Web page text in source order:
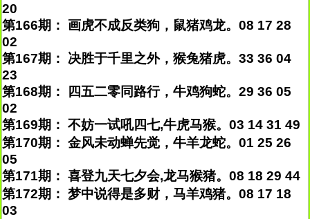
20
第166期： 画虎不成反类狗，鼠猪鸡龙。08 17 28
02
第167期： 决胜于千里之外，猴兔猪虎。33 36 04
23
第168期： 四五二零同路行，牛鸡狗蛇。29 36 05
02
第169期： 不妨一试吼四七,牛虎马猴。03 14 31 49
第170期： 金风未动蝉先觉，牛羊龙蛇。01 25 26
05
第171期： 喜登九天七夕会,龙马猴猪。08 18 29 44
第172期： 梦中说得是多财，马羊鸡猪。08 17 18
03